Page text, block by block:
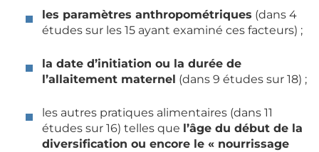
les paramètres anthropométriques (dans 4
études sur les 15 ayant examiné ces facteurs) ;
la date d’initiation ou la durée de
l’allaitement maternel (dans 9 études sur 18) ;
les autres pratiques alimentaires (dans 11
études sur 16) telles que l’âge du début de la
diversification ou encore le « nourrissage